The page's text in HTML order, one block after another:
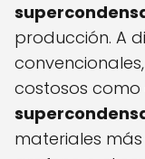
producción. A
costosos como
materiales